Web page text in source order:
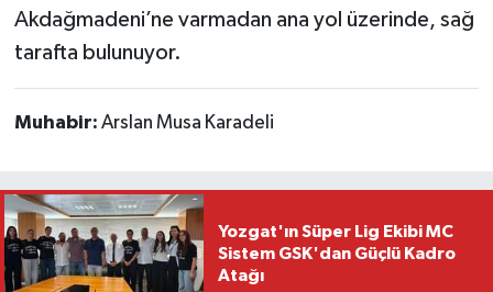
Akdağmadeni’ne varmadan ana yol üzerinde, sağ
tarafta bulunuyor.
Muhabir: Arslan Musa Karadeli
Yozgat'ın Süper Lig Ekibi MC
Sistem GSK'dan Güçlü Kadro
Atağı